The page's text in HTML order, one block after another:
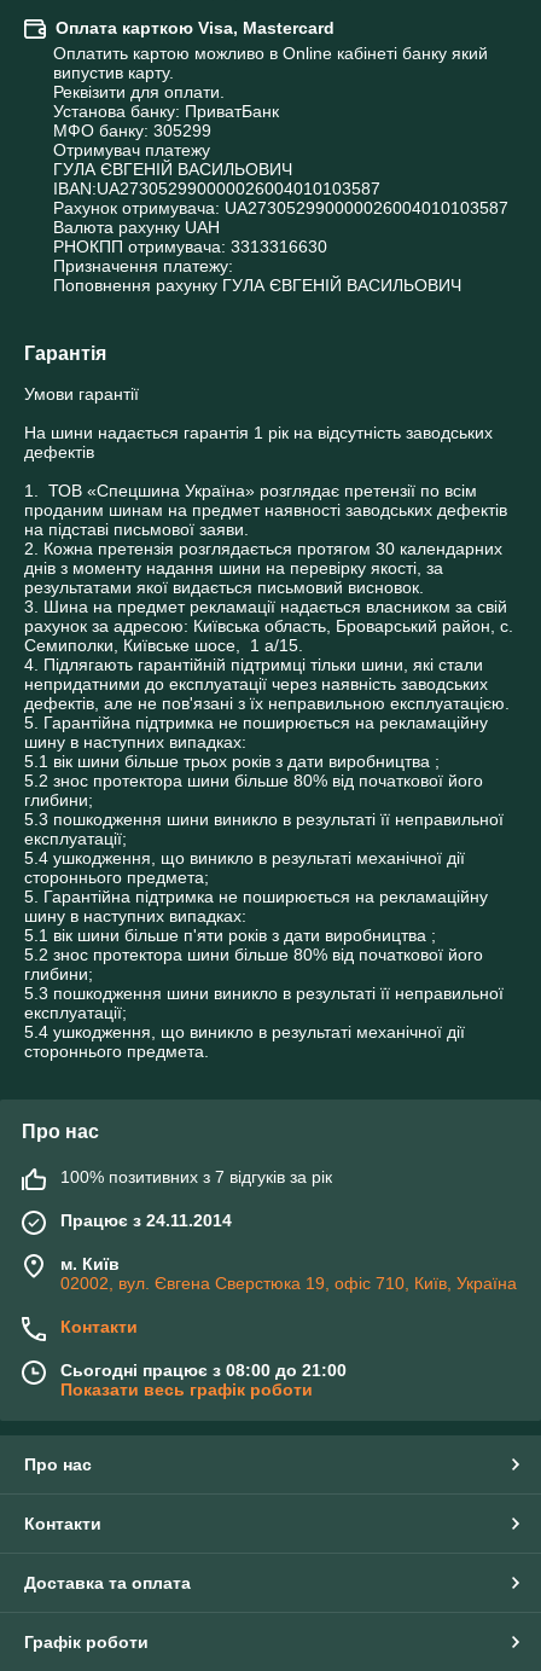
Оплата карткою Visa, Mastercard
Оплатить картою можливо в Online кабінеті банку який
випустив карту.
Реквізити для оплати.
Установа банку: ПриватБанк
МФО банку: 305299
Отримувач платежу
ГУЛА ЄВГЕНІЙ ВАСИЛЬОВИЧ
IBAN:UA273052990000026004010103587
Рахунок отримувача: UA273052990000026004010103587
Валюта рахунку UAH
РНОКПП отримувача: 3313316630
Призначення платежу:
Поповнення рахунку ГУЛА ЄВГЕНІЙ ВАСИЛЬОВИЧ
Гарантія
Умови гарантії
На шини надається гарантія 1 рік на відсутність заводських
дефектів
1.  ТОВ «Спецшина Україна» розглядає претензії по всім
проданим шинам на предмет наявності заводських дефектів
на підставі письмової заяви.
2. Кожна претензія розглядається протягом 30 календарних
днів з моменту надання шини на перевірку якості, за
результатами якої видається письмовий висновок.
3. Шина на предмет рекламації надається власником за свій
рахунок за адресою: Київська область, Броварський район, с.
Семиполки, Київське шосе,  1 а/15.
4. Підлягають гарантійній підтримці тільки шини, які стали
непридатними до експлуатації через наявність заводських
дефектів, але не пов'язані з їх неправильною експлуатацією.
5. Гарантійна підтримка не поширюється на рекламаційну
шину в наступних випадках:
5.1 вік шини більше трьох років з дати виробництва ;
5.2 знос протектора шини більше 80% від початкової його
глибини;
5.3 пошкодження шини виникло в результаті її неправильної
експлуатації;
5.4 ушкодження, що виникло в результаті механічної дії
стороннього предмета;
5. Гарантійна підтримка не поширюється на рекламаційну
шину в наступних випадках:
5.1 вік шини більше п'яти років з дати виробництва ;
5.2 знос протектора шини більше 80% від початкової його
глибини;
5.3 пошкодження шини виникло в результаті її неправильної
експлуатації;
5.4 ушкодження, що виникло в результаті механічної дії
стороннього предмета.
Про нас
100% позитивних з 7 відгуків за рік
Працює з 24.11.2014
м. Київ
02002, вул. Євгена Сверстюка 19, офіс 710, Київ, Україна
Контакти
Сьогодні працює з 08:00 до 21:00
Показати весь графік роботи
Про нас
Контакти
Доставка та оплата
Графік роботи